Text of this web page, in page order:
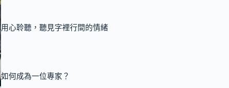
用心聆聽，聽見字裡行間的情緒
如何成為一位專家？